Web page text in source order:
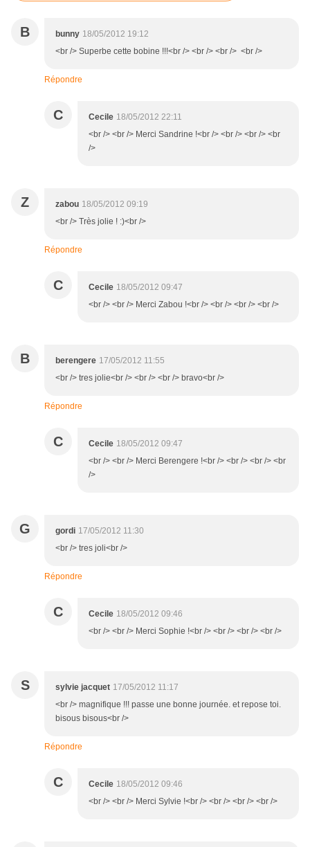
B bunny 18/05/2012 19:12
<br /> Superbe cette bobine !!!<br /> <br /> <br /> <br />
Répondre
C Cecile 18/05/2012 22:11
<br /> <br /> Merci Sandrine !<br /> <br /> <br /> <br
/>
Z zabou 18/05/2012 09:19
<br /> Très jolie ! :)<br />
Répondre
C Cecile 18/05/2012 09:47
<br /> <br /> Merci Zabou !<br /> <br /> <br /> <br />
B berengere 17/05/2012 11:55
<br /> tres jolie<br /> <br /> <br /> bravo<br />
Répondre
C Cecile 18/05/2012 09:47
<br /> <br /> Merci Berengere !<br /> <br /> <br /> <br
/>
G gordi 17/05/2012 11:30
<br /> tres joli<br />
Répondre
C Cecile 18/05/2012 09:46
<br /> <br /> Merci Sophie !<br /> <br /> <br /> <br />
S sylvie jacquet 17/05/2012 11:17
<br /> magnifique !!! passe une bonne journée. et repose toi.
bisous bisous<br />
Répondre
C Cecile 18/05/2012 09:46
<br /> <br /> Merci Sylvie !<br /> <br /> <br /> <br />